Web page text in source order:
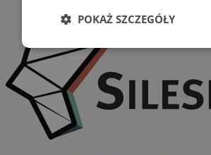
POKAŻ SZCZEGÓŁY
Niezbędne Wydajność